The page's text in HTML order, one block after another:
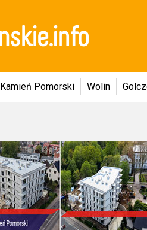
Kamień Pomorski Wolin